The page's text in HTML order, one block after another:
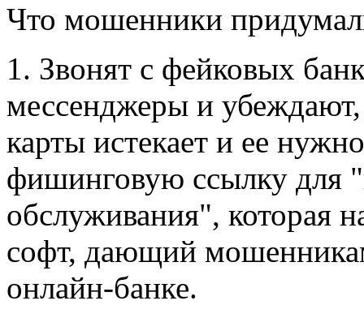
Что мошенники
1. Звонят с фейковых
мессенджеры и убеждают,
карты истекает и ее
фишинговую ссылку для
обслуживания", которая
софт, дающий
онлайн-банке.